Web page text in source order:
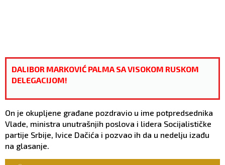
DALIBOR MARKOVIĆ PALMA SA VISOKOM RUSKOM
DELEGACIJOM!
On je okupljene građane pozdravio u ime potpredsednika
Vlade, ministra unutrašnjih poslova i lidera Socijalističke
partije Srbije, Ivice Dačića i pozvao ih da u nedelju izađu
na glasanje.